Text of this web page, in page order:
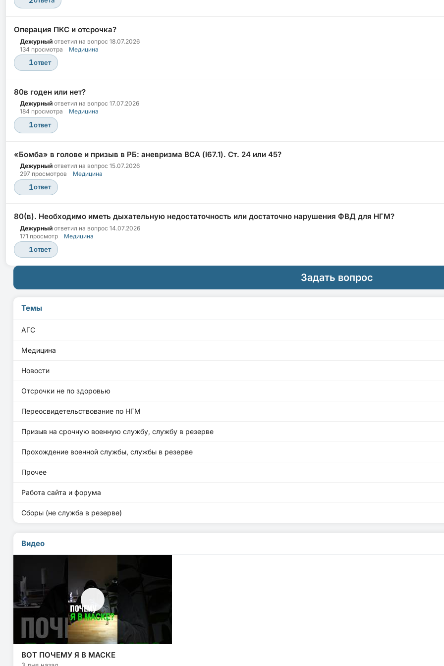
Операция ПКС и отсрочка?
Дежурный ответил на вопрос 18.07.2026
134 просмотра
Медицина
1ответ
80в годен или нет?
Дежурный ответил на вопрос 17.07.2026
184 просмотра
Медицина
1ответ
«Бомба» в голове и призыв в РБ: аневризма ВСА (I67.1). Ст. 24 или 45?
Дежурный ответил на вопрос 15.07.2026
297 просмотров
Медицина
1ответ
80(в). Необходимо иметь дыхательную недостаточность или достаточно нарушения ФВД для НГМ?
Дежурный ответил на вопрос 14.07.2026
171 просмотр
Медицина
1ответ
Задать вопрос
Темы
АГС
Медицина
Новости
Отсрочки не по здоровью
Переосвидетельствование по НГМ
Призыв на срочную военную службу, службу в резерве
Прохождение военной службы, службы в резерве
Прочее
Работа сайта и форума
Сборы (не служба в резерве)
Видео
ВОТ ПОЧЕМУ Я В МАСКЕ